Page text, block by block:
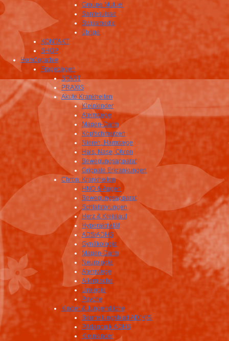
Groupe Mutuel
Santesuisse
Swissmedic
übrige
KONTAKT
SHOP
Homöopathie
Fragebögen
START
PRAXIS
Akute Krankheiten
Kleinkinder
Atemwege
Magen-Darm
Kopfschmerzen
Nieren, Harnwege
Hals, Nase, Ohren
Bewegungsapparat
Grippale Erkrankungen
Chron. Krankheiten
HNO & Augen
Bewegungsapparat
Schlafstörungen
Herz & Kreislauf
Hyperaktivität
ADS/ADHS
Gynäkologie
Magen-Darm
Neurologie
Atemwege
Allergische
Urologie
Psyche
Kinder & Jungendliche
Beurteilungsblatt AD(H)S
Pädagogik ADHS
Kleinkinder